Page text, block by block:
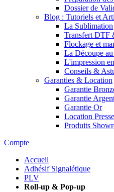
Dossier de
Blog : Tutoriels et
La Sublimation
Transfert
Flockage et
La Découpe
L'impression
Conseils &
Garanties & Location
Garantie
Garantie
Garantie Or
Location
Produits
Compte
Accueil
Adhésif Signalétique
PLV
Roll-up & Pop-up